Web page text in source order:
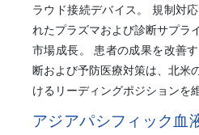
ラウド接続デバイス。 規制対
れたプラズマおよび診断サプラ
市場成長。 患者の成果を改善
断および予防医療対策は、北米
けるリーディングポジションを
アジアパシフィック血